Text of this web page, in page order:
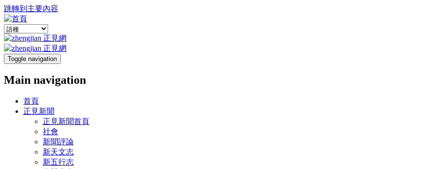
跳轉到主要內容
Toggle navigation
Main navigation
首頁
正見新聞
正見新聞首頁
社會
新聞評論
新天文志
新五行志